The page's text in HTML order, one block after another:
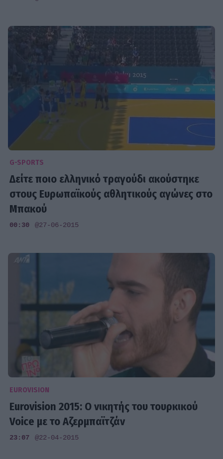
G-SPORTS
Δείτε ποιο ελληνικό τραγούδι ακούστηκε
στους Ευρωπαϊκούς αθλητικούς αγώνες στο
Μπακού
00:30 @27-06-2015
EUROVISION
Eurovision 2015: Ο νικητής του τουρκικού
Voice με το Αζερμπαϊτζάν
23:07 @22-04-2015